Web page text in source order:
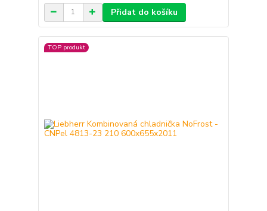
Přidat do košíku
TOP produkt